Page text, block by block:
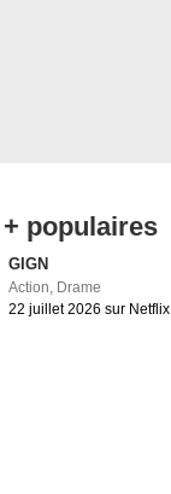
populaires
GIGN
Action, Drame
22 juillet 2026 sur Netflix